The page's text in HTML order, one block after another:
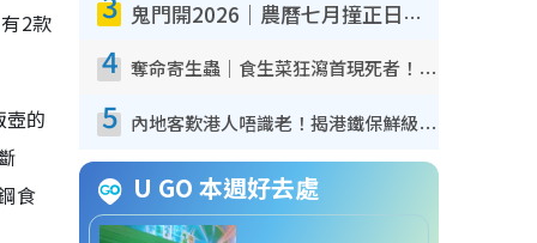
2款
的
食
鬼門開2026｜農曆七月撞正日全食特別邪？專家警告切忌做一事！揭4大禁忌+2招保平安
4 奪命寄生蟲｜食生菜狂瀉首現死者！疫潮惡化錄1.8萬宗病例 揭洗菜3大謬誤
5 內地客歎港人唔識老！揭港鐵保鮮級冷氣 港人求放過：咪投訴
U GO 本週好去處